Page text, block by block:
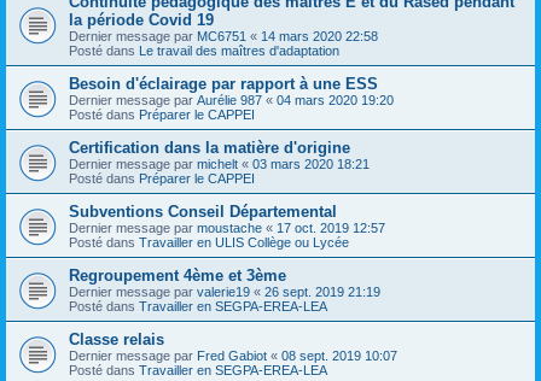
la période Covid 19
Dernier message par MC6751 « 14 mars 2020 22:58
Posté dans Le travail des maîtres d'adaptation
Besoin d'éclairage par rapport à une ESS
Dernier message par Aurélie 987 « 04 mars 2020 19:20
Posté dans Préparer le CAPPEI
Certification dans la matière d'origine
Dernier message par michelt « 03 mars 2020 18:21
Posté dans Préparer le CAPPEI
Subventions Conseil Départemental
Dernier message par moustache « 17 oct. 2019 12:57
Posté dans Travailler en ULIS Collège ou Lycée
Regroupement 4ème et 3ème
Dernier message par valerie19 « 26 sept. 2019 21:19
Posté dans Travailler en SEGPA-EREA-LEA
Classe relais
Dernier message par Fred Gabiot « 08 sept. 2019 10:07
Posté dans Travailler en SEGPA-EREA-LEA